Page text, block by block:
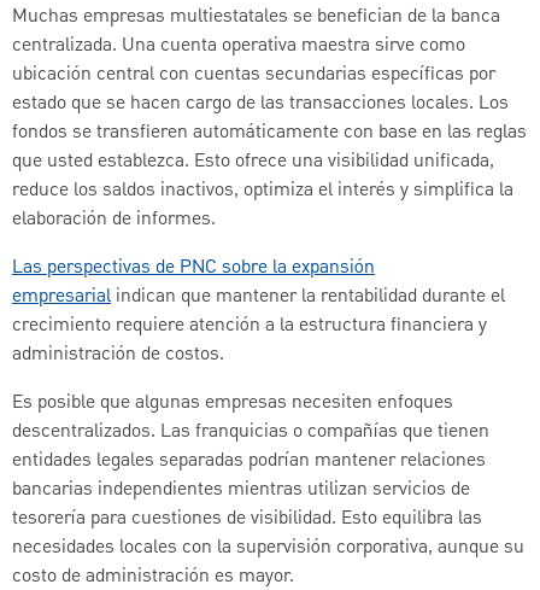
Muchas empresas multiestatales se benefician de la banca
centralizada. Una cuenta operativa maestra sirve como
ubicación central con cuentas secundarias específicas por
estado que se hacen cargo de las transacciones locales. Los
fondos se transfieren automáticamente con base en las reglas
que usted establezca. Esto ofrece una visibilidad unificada,
reduce los saldos inactivos, optimiza el interés y simplifica la
elaboración de informes.
Las perspectivas de PNC sobre la expansión
empresarial indican que mantener la rentabilidad durante el
crecimiento requiere atención a la estructura financiera y
administración de costos.
Es posible que algunas empresas necesiten enfoques
descentralizados. Las franquicias o compañías que tienen
entidades legales separadas podrían mantener relaciones
bancarias independientes mientras utilizan servicios de
tesorería para cuestiones de visibilidad. Esto equilibra las
necesidades locales con la supervisión corporativa, aunque su
costo de administración es mayor.